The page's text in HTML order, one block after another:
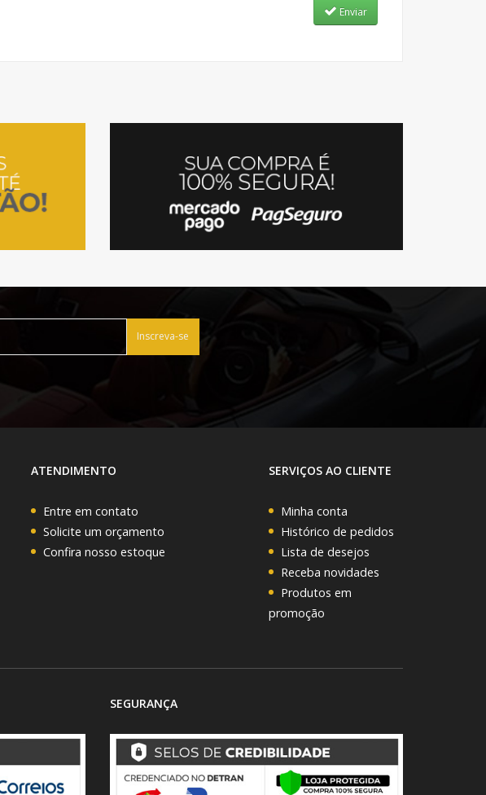
Enviar
Inscreva-se
ATENDIMENTO
Entre em contato
Solicite um orçamento
Confira nosso estoque
SERVIÇOS AO CLIENTE
Minha conta
Histórico de pedidos
Lista de desejos
Receba novidades
Produtos em
promoção
SEGURANÇA